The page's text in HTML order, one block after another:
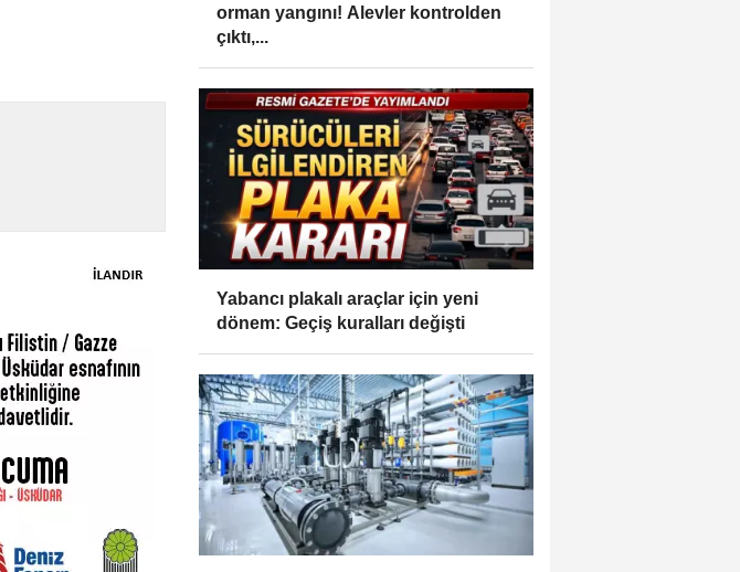
orman yangını! Alevler kontrolden
çıktı,...
Yabancı plakalı araçlar için yeni
dönem: Geçiş kuralları değişti